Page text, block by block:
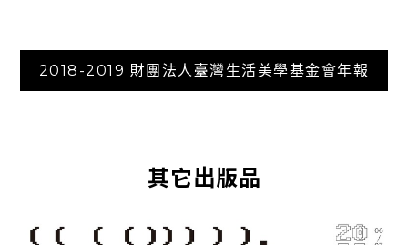
2018-2019 財團法人臺灣生活美學基金會年報
其它出版品